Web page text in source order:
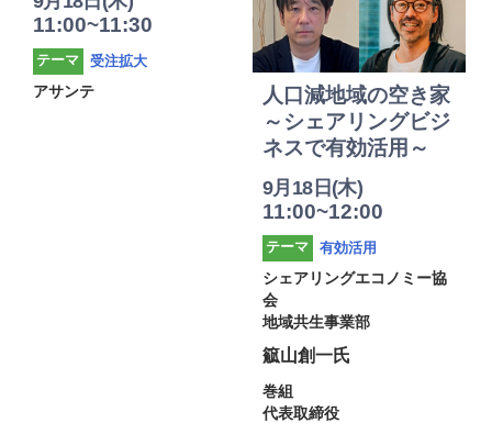
11:00~11:30
テーマ
受注拡大
アサンテ
人口減地域の空き家
～シェアリングビジ
ネスで有効活用～
9月18日(木)
11:00~12:00
テーマ
有効活用
シェアリングエコノミー協
会
地域共生事業部
䉉山創一氏
巻組
代表取締役